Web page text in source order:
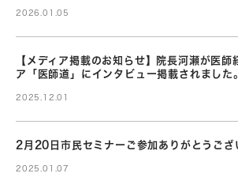
2026.01.05
【メディア掲載のお知らせ】院長河瀬が医師
ア「医師道」にインタビュー掲載されました
2025.12.01
2月20日市民セミナーご参加ありがとうござ
2025.01.07